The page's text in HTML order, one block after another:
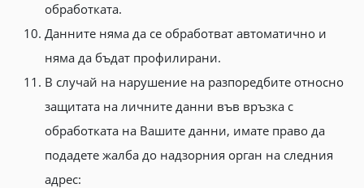
обработката.
Данните няма да се обработват автоматично и
няма да бъдат профилирани.
В случай на нарушение на разпоредбите относно
защитата на личните данни във връзка с
обработката на Вашите данни, имате право да
подадете жалба до надзорния орган на следния
адрес: